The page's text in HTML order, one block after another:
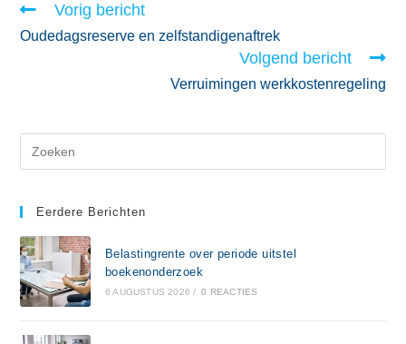
Vorig bericht
Oudedagsreserve en zelfstandigenaftrek
Volgend bericht
Verruimingen werkkostenregeling
Eerdere Berichten
Belastingrente over periode uitstel
boekenonderzoek
6 AUGUSTUS 2026 / 0 REACTIES